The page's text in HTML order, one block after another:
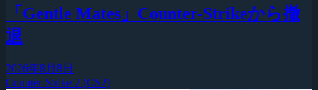
「Gentle Mates」Counter-Strikeから撤
退
2026年8月8日
Counter-Strike 2 (CS2)